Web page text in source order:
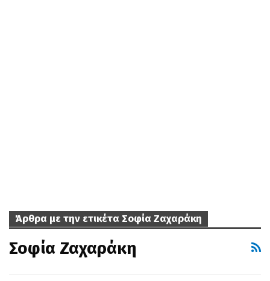
Άρθρα με την ετικέτα Σοφία Ζαχαράκη
Σοφία Ζαχαράκη